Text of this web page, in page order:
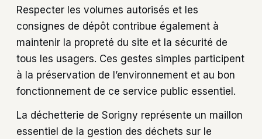
Respecter les volumes autorisés et les
consignes de dépôt contribue également à
maintenir la propreté du site et la sécurité de
tous les usagers. Ces gestes simples participent
à la préservation de l’environnement et au bon
fonctionnement de ce service public essentiel.
La déchetterie de Sorigny représente un maillon
essentiel de la gestion des déchets sur le